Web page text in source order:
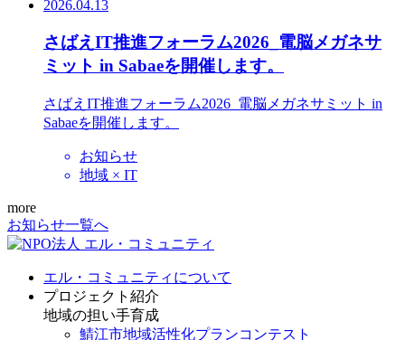
2026.04.13
さばえIT推進フォーラム2026_電脳メガネサ
ミット in Sabaeを開催します。
さばえIT推進フォーラム2026_電脳メガネサミット in
Sabaeを開催します。
お知らせ
地域 × IT
more
お知らせ一覧へ
エル・コミュニティについて
プロジェクト紹介
地域の担い手育成
鯖江市地域活性化プランコンテスト